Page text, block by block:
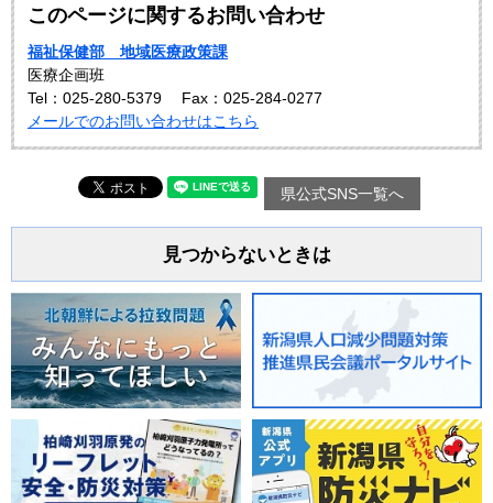
このページに関するお問い合わせ
福祉保健部 地域医療政策課
医療企画班
Tel：025-280-5379
Fax：025-284-0277
メールでのお問い合わせはこちら
県公式SNS一覧へ
見つからないときは